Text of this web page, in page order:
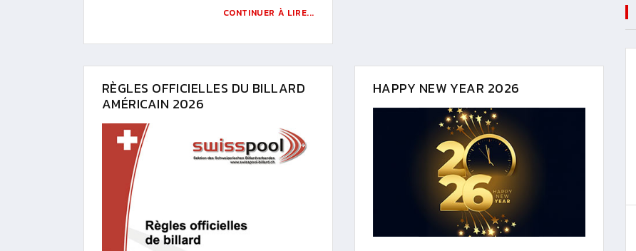
CONTINUER À LIRE...
RÈGLES OFFICIELLES DU BILLARD
AMÉRICAIN 2026
HAPPY NEW YEAR 2026